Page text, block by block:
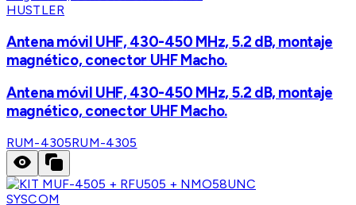
HUSTLER
Antena móvil UHF, 430-450 MHz, 5.2 dB, montaje
magnético, conector UHF Macho.
Antena móvil UHF, 430-450 MHz, 5.2 dB, montaje
magnético, conector UHF Macho.
RUM-4305RUM-4305
SYSCOM